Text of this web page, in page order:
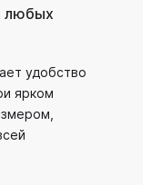
любых
удобство
ярком